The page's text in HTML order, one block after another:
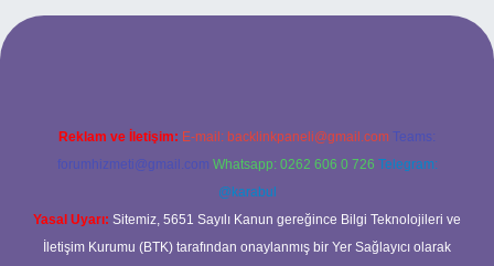
betexpergiris.casino
Reklam ve İletişim: E-mail: backlinkpaneli@gmail.com Teams:
forumhizmeti@gmail.com Whatsapp: 0262 606 0 726 Telegram:
@karabul
Yasal Uyarı: Sitemiz, 5651 Sayılı Kanun gereğince Bilgi Teknolojileri ve
İletişim Kurumu (BTK) tarafından onaylanmış bir Yer Sağlayıcı olarak